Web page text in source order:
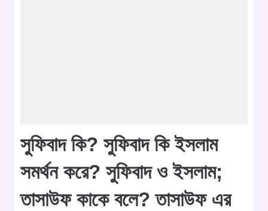
সুফিবাদ কি? সুফিবাদ কি ইসলাম
সমর্থন করে? সুফিবাদ ও ইসলাম;
তাসাউফ কাকে বলে? তাসাউফ এর